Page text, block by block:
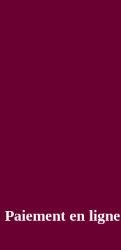
Paiement en ligne